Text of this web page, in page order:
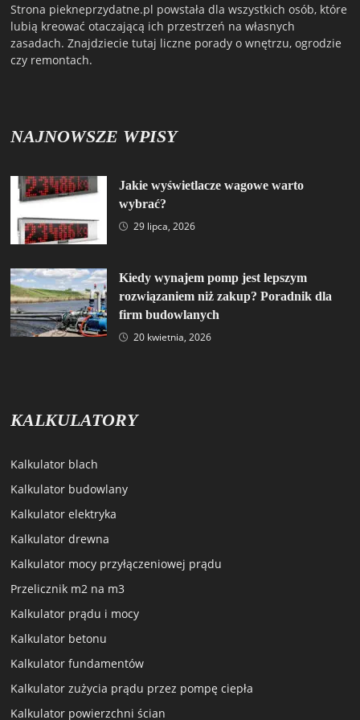
Strona piekneprzydatne.pl powstała dla wszystkich osób, które
lubią kreować otaczającą ich przestrzeń na własnych
zasadach. Znajdziecie tutaj liczne porady o wnętrzu, ogrodzie
czy remontach.
NAJNOWSZE WPISY
Jakie wyświetlacze wagowe warto
wybrać?
29 lipca, 2026
Kiedy wynajem pomp jest lepszym
rozwiązaniem niż zakup? Poradnik dla
firm budowlanych
20 kwietnia, 2026
KALKULATORY
Kalkulator blach
Kalkulator budowlany
Kalkulator elektryka
Kalkulator drewna
Kalkulator mocy przyłączeniowej prądu
Przelicznik m2 na m3
Kalkulator prądu i mocy
Kalkulator betonu
Kalkulator fundamentów
Kalkulator zużycia prądu przez pompę ciepła
Kalkulator powierzchni ścian